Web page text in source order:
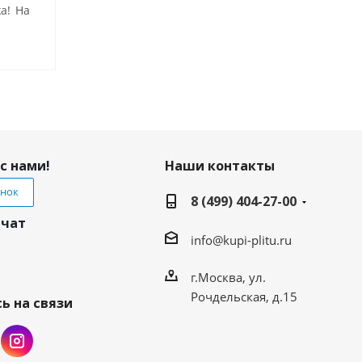
На
нами!
на связи
Наши контакты
8 (499) 404-27-00
info@kupi-plitu.ru
г.Москва, ул.
Рочдельская, д.15